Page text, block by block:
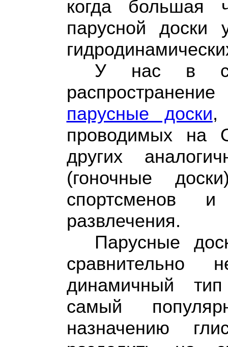
когда большая
парусной доски
У нас в
парусные доски,
проводимых на
других
(гоночные
спортсменов
развлечения.
Парусные
сравнительно
динамичный
самый
назначению